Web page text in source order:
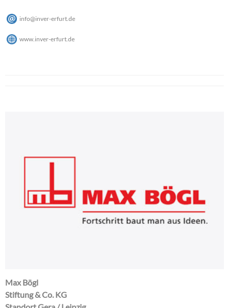
info@inver-erfurt de
www.inver-erfurt.de
Max Bögl
Stiftung & Co. KG